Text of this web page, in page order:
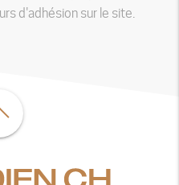
d'adhésion sur le site.